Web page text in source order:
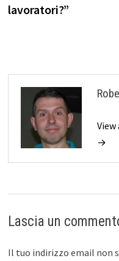
lavoratori?”
→
Lascia un
Il tuo indirizzo email non